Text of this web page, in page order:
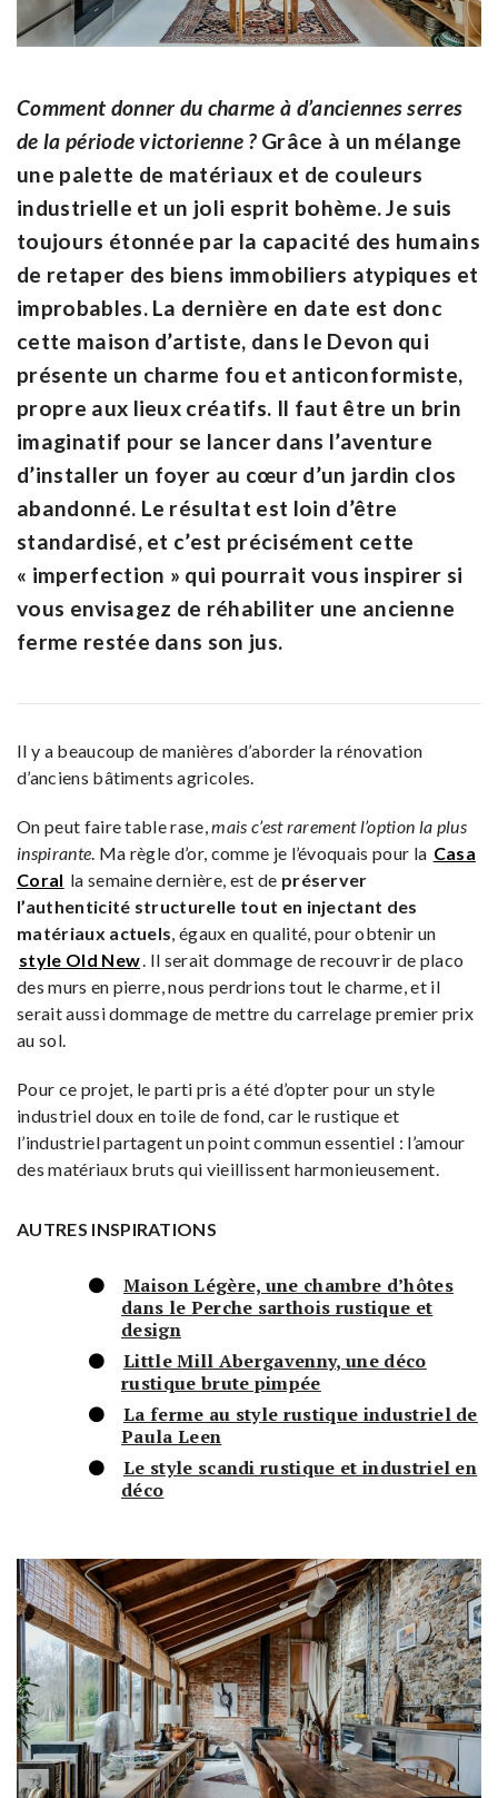
Comment donner du charme à d’anciennes serres
de la période victorienne ?Grâce à un mélange
une palette de matériaux et de couleurs
industrielle et un joli esprit bohème. Je suis
toujours étonnée par la capacité des humains
de retaper des biens immobiliers atypiques et
improbables. La dernière en date est donc
cette maison d’artiste, dans le Devon qui
présente un charme fou et anticonformiste,
propre aux lieux créatifs. Il faut être un brin
imaginatif pour se lancer dans l’aventure
d’installer un foyer au cœur d’un jardin clos
abandonné. Le résultat est loin d’être
standardisé, et c’est précisément cette
« imperfection » qui pourrait vous inspirer si
vous envisagez de réhabiliter une ancienne
ferme restée dans son jus.
Il y a beaucoup de manières d’aborder la rénovation
d’anciens bâtiments agricoles.
On peut faire table rase,mais c’est rarement l’option la plus
inspirante . Ma règle d’or, comme je l’évoquais pour la Casa
Coral la semaine dernière, est de préserver
l’authenticité structurelle tout en injectant des
matériaux actuels , égaux en qualité, pour obtenir un
style Old New . Il serait dommage de recouvrir de placo
des murs en pierre, nous perdrions tout le charme, et il
serait aussi dommage de mettre du carrelage premier prix
au sol.
Pour ce projet, le parti pris a été d’opter pour un style
industriel doux en toile de fond, car le rustique et
l’industriel partagent un point commun essentiel : l’amour
des matériaux bruts qui vieillissent harmonieusement.
AUTRES INSPIRATIONS
Maison Légère, une chambre d’hôtes
dans le Perche sarthois rustique et
design
Little Mill Abergavenny, une déco
rustique brute pimpée
La ferme au style rustique industriel de
Paula Leen
Le style scandi rustique et industriel en
déco